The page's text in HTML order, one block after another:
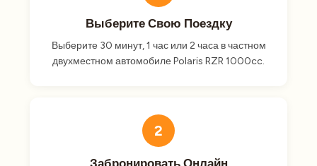
Выберите Свою Поездку
Выберите 30 минут, 1 час или 2 часа в частном
двухместном автомобиле Polaris RZR 1000cc.
2
Забронировать Онлайн